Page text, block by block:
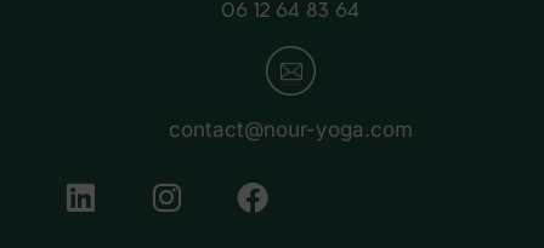
06 12 64 83 64
contact@nour-yoga.com